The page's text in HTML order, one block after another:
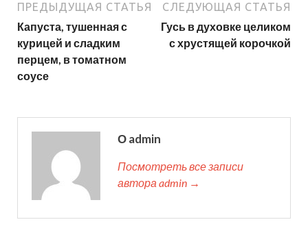
ПРЕДЫДУЩАЯ СТАТЬЯ
Капуста, тушенная с
курицей и сладким
перцем, в томатном
соусе
СЛЕДУЮЩАЯ СТАТЬЯ
Гусь в духовке целиком
с хрустящей корочкой
О admin
Посмотреть все записи
автора admin →